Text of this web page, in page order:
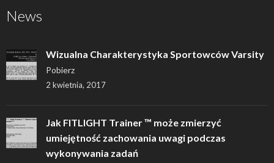
News
Wizualna Charakterystyka Sportowców Varsity
Pobierz
2 kwietnia, 2017
Jak FITLIGHT Trainer ™ może zmierzyć
umiejętność zachowania uwagi podczas
wykonywania zadań